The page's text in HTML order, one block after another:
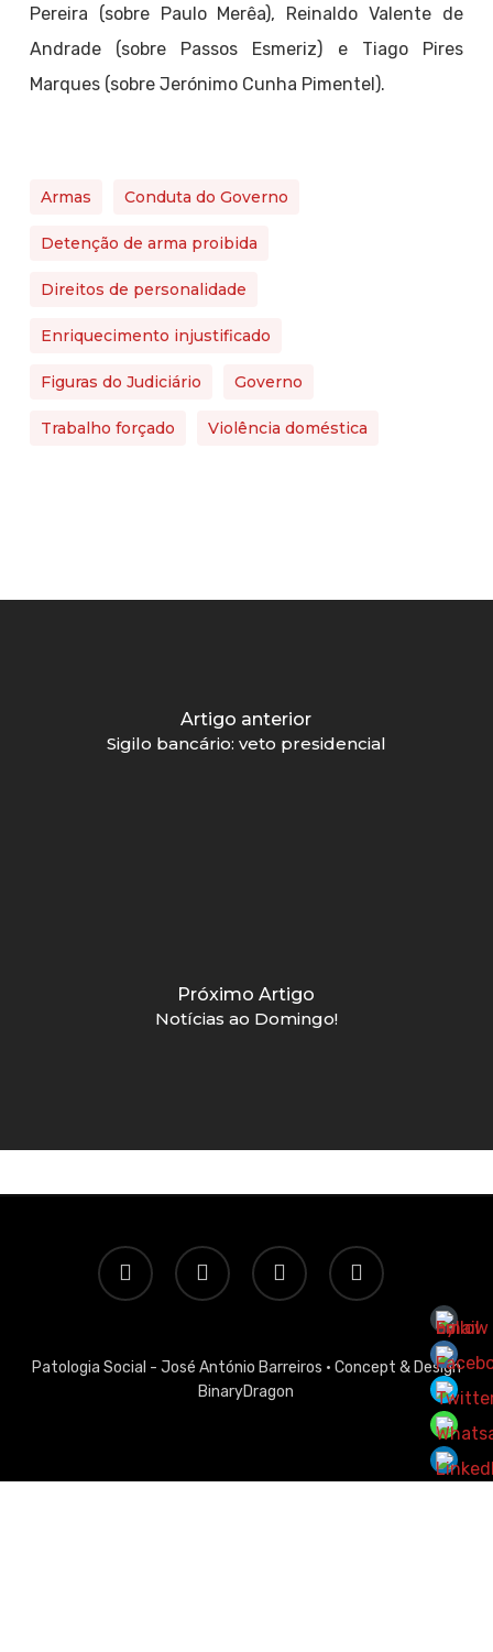
Pereira (sobre Paulo Merêa), Reinaldo Valente de
Andrade (sobre Passos Esmeriz) e Tiago Pires
Marques (sobre Jerónimo Cunha Pimentel).
Armas Conduta do Governo
Detenção de arma proibida
Direitos de personalidade
Enriquecimento injustificado
Figuras do Judiciário Governo
Trabalho forçado Violência doméstica
Artigo anterior
Sigilo bancário: veto presidencial
Próximo Artigo
Notícias ao Domingo!
twitter facebook linkedin email
Patologia Social - José António Barreiros · Concept & Design
BinaryDragon